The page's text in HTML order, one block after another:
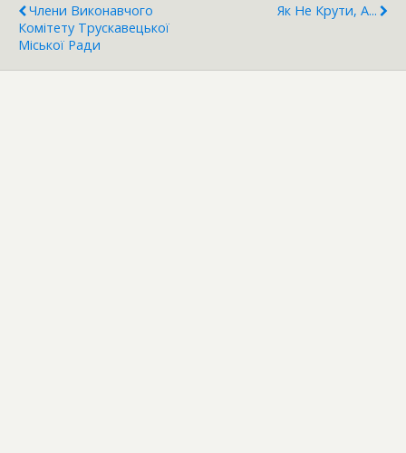
Члени Виконавчого
Комітету Трускавецької
Міської Ради
Як Не Крути, А...